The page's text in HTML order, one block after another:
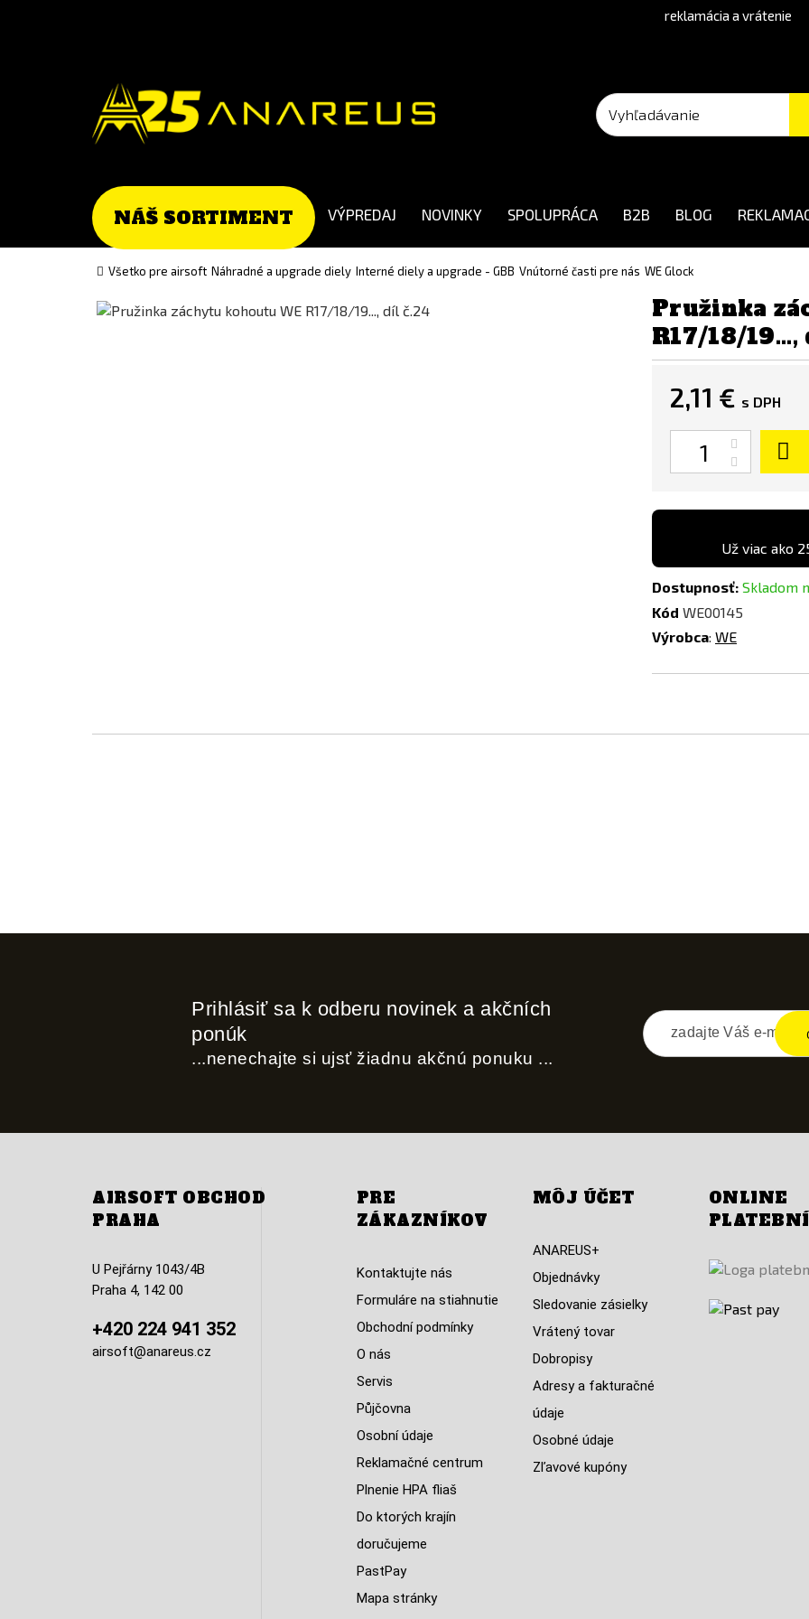
version
reklamácia a vrátenie
NÁŠ SORTIMENT VÝPREDAJ NOVINKY SPOLUPRÁCA B2B BLOG
Všetko pre airsoft Náhradné a upgrade diely Interné diely a upgrade - GBB Vnútorné časti pre nás WE Glock
Pružinka
R17/18/
2,11 € s DPH
Už viac ako
Dostupnosť: Skladom
Kód WE00145
Výrobca: WE
Prihlásiť sa k odberu novinek a akčních
ponúk
...nenechajte si ujsť žiadnu akčnú ponuku ...
AIRSOFT OBCHOD
PRAHA
U Pejřárny 1043/4B
Praha 4, 142 00
+420 224 941 352
airsoft@anareus.cz
PRE
ZÁKAZNÍKOV
Kontaktujte nás
Formuláre na stiahnutie
Obchodní podmínky
O nás
Servis
Půjčovna
Osobní údaje
Reklamačné centrum
Plnenie HPA fliaš
Do ktorých krajín
doručujeme
PastPay
Mapa stránky
MÔJ ÚČET
ANAREUS+
Objednávky
Sledovanie zásielky
Vrátený tovar
Dobropisy
Adresy a fakturačné
údaje
Osobné údaje
Zľavové kupóny
ONLINE